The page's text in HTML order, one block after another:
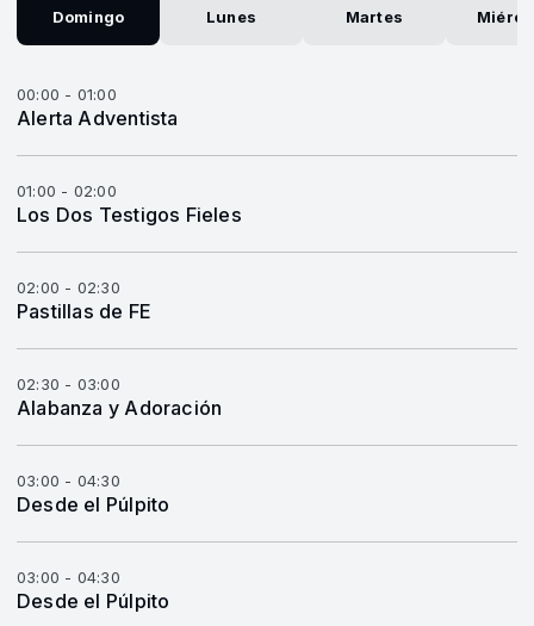
Domingo Lunes Martes
00:00 - 01:00
Alerta Adventista
01:00 - 02:00
Los Dos Testigos Fieles
02:00 - 02:30
Pastillas de FE
02:30 - 03:00
Alabanza y Adoración
03:00 - 04:30
Desde el Púlpito
03:00 - 04:30
Desde el Púlpito